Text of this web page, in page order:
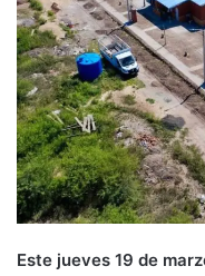
Este jueves 19 de